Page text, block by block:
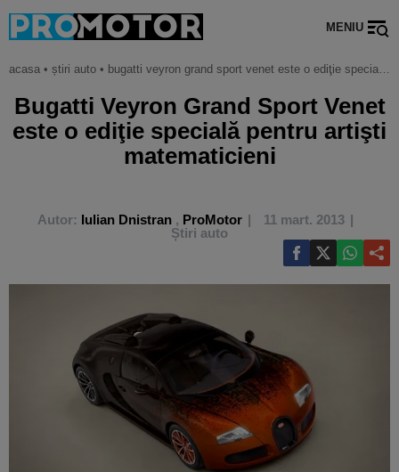
MENIU
acasa • știri auto • bugatti veyron grand sport venet este o ediţie specială pentru artişti matematicieni
Bugatti Veyron Grand Sport Venet
este o ediţie specială pentru artişti
matematicieni
Autor: Iulian Dnistran, ProMotor
11 mart. 2013
Știri auto